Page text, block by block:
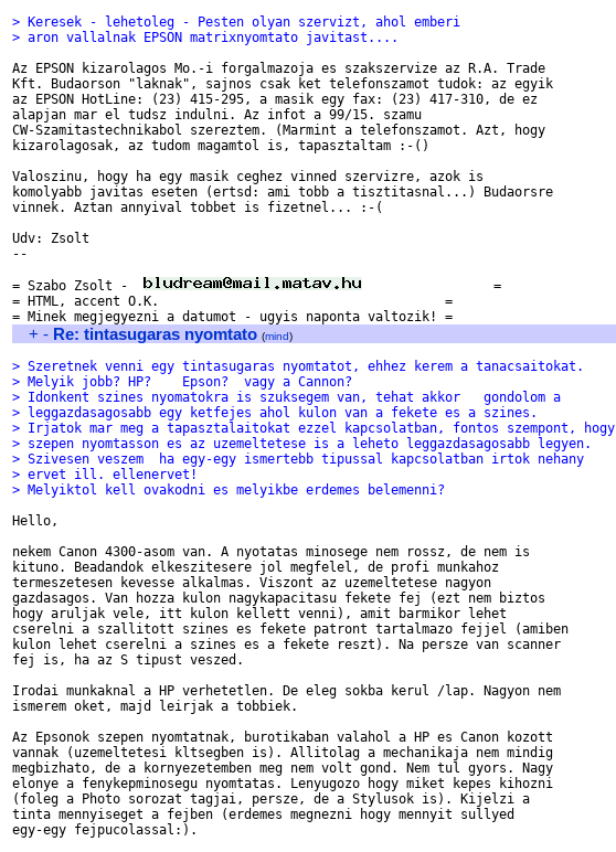
> Keresek - lehetoleg - Pesten olyan szervizt, ahol emberi
> aron vallalnak EPSON matrixnyomtato javitast....
Az EPSON kizarolagos Mo.-i forgalmazoja es szakszervize az R.A. Trade
Kft. Budaorson "laknak", sajnos csak ket telefonszamot tudok: az egyik
az EPSON HotLine: (23) 415-295, a masik egy fax: (23) 417-310, de ez
alapjan mar el tudsz indulni. Az infot a 99/15. szamu
CW-Szamitastechnikabol szereztem. (Marmint a telefonszamot. Azt, hogy
kizarolagosak, az tudom magamtol is, tapasztaltam :-()
Valoszinu, hogy ha egy masik ceghez vinned szervizre, azok is
komolyabb javitas eseten (ertsd: ami tobb a tisztitasnal...) Budaorsre
vinnek. Aztan annyival tobbet is fizetnel... :-(
Udv: Zsolt
--
= Szabo Zsolt -
                 =
= HTML, accent O.K.                                     =
+ - Re: tintasugaras nyomtato (mind)
> Szeretnek venni egy tintasugaras nyomtatot, ehhez kerem a tanacsaitokat.
> Melyik jobb? HP?    Epson?  vagy a Cannon?
> Idonkent szines nyomatokra is szuksegem van, tehat akkor   gondolom a
> leggazdasagosabb egy ketfejes ahol kulon van a fekete es a szines.
> Irjatok mar meg a tapasztalaitokat ezzel kapcsolatban, fontos szempont, hogy
> szepen nyomtasson es az uzemeltetese is a leheto leggazdasagosabb legyen.
> Szivesen veszem  ha egy-egy ismertebb tipussal kapcsolatban irtok nehany
> ervet ill. ellenervet!
> Melyiktol kell ovakodni es melyikbe erdemes belemenni?
Hello,
nekem Canon 4300-asom van. A nyotatas minosege nem rossz, de nem is
kituno. Beadandok elkeszitesere jol megfelel, de profi munkahoz
termeszetesen kevesse alkalmas. Viszont az uzemeltetese nagyon
gazdasagos. Van hozza kulon nagykapacitasu fekete fej (ezt nem biztos
hogy aruljak vele, itt kulon kellett venni), amit barmikor lehet
cserelni a szallitott szines es fekete patront tartalmazo fejjel (amiben
kulon lehet cserelni a szines es a fekete reszt). Na persze van scanner
fej is, ha az S tipust veszed.
Irodai munkaknal a HP verhetetlen. De eleg sokba kerul /lap. Nagyon nem
ismerem oket, majd leirjak a tobbiek.
Az Epsonok szepen nyomtatnak, burotikaban valahol a HP es Canon kozott
vannak (uzemeltetesi kltsegben is). Allitolag a mechanikaja nem mindig
megbizhato, de a kornyezetemben meg nem volt gond. Nem tul gyors. Nagy
elonye a fenykepminosegu nyomtatas. Lenyugozo hogy miket kepes kihozni
(foleg a Photo sorozat tagjai, persze, de a Stylusok is). Kijelzi a
tinta mennyiseget a fejben (erdemes megnezni hogy mennyit sullyed
egy-egy fejpucolassal:).